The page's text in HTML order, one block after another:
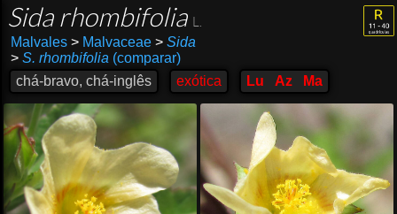
Sida rhombifolia
Malvales >Malvaceae > Sida
> S. rhombifolia (comparar)
chá-bravo, chá-inglês
exótica Lu Az Ma